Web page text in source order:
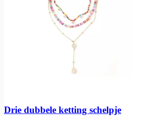
Drie dubbele ketting schelpje